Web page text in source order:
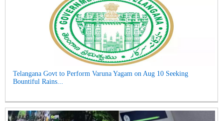
Telangana Govt to Perform Varuna Yagam on Aug 10 Seeking
Bountiful Rains...